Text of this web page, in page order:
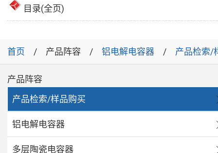
目录(全页)
首页 产品阵容 铝电解电容器 产品检索/
产品阵容
产品检索/样品购买
铝电解电容器
多层陶瓷电容器